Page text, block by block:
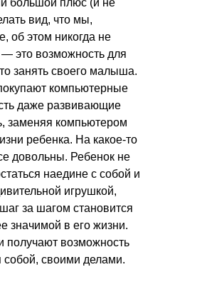
большой плюс (и не
вид, что мы,
об этом никогда не
это возможность для
занять своего малыша.
компьютерные
даже развивающие
заменяя компьютером
ребенка. На какое-то
довольны. Ребенок не
наедине с собой и
игрушкой,
за шагом становится
значимой в его жизни.
получают возможность
собой, своими делами.